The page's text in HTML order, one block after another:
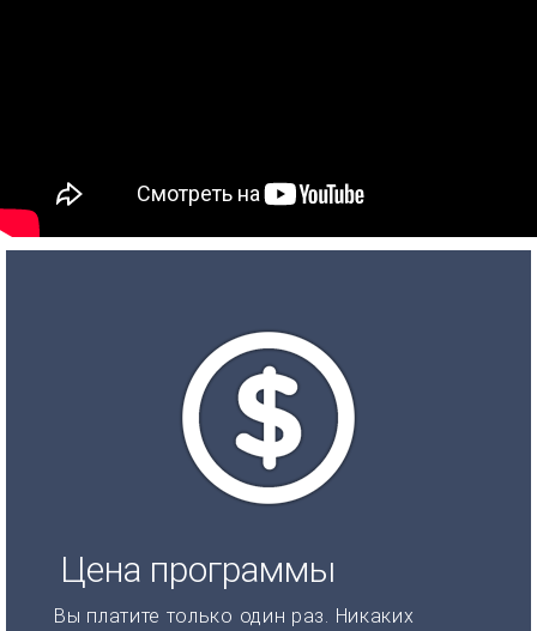
Цена программы
Вы платите только один раз. Никаких